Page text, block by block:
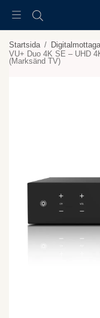
Startsida /
VU+ Duo 4K SE – UHD
(Marksänd TV)